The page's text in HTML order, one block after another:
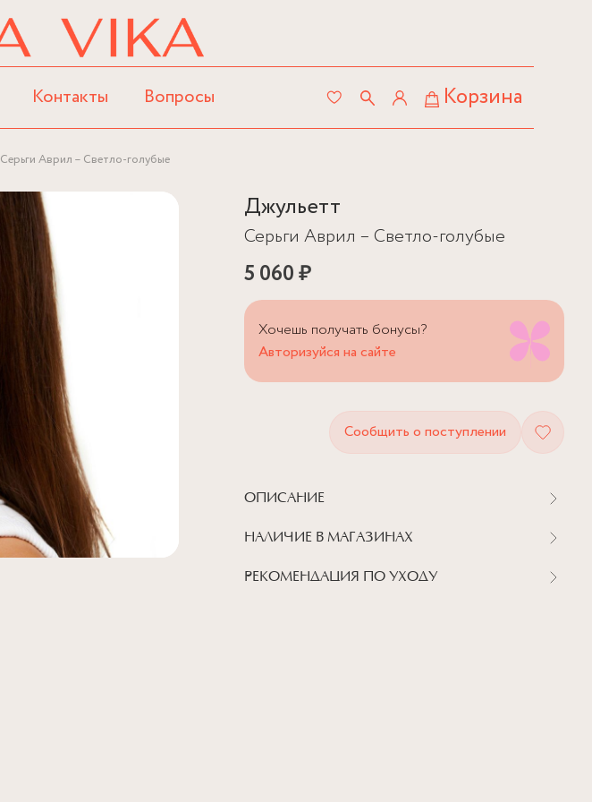
Контакты Вопросы Корзина
Серьги Аврил – Светло-голубые
Джульетт
Серьги Аврил – Светло-голубые
5 060 ₽
Хочешь получать бонусы?
Авторизуйся на сайте
Сообщить о поступлении
ОПИСАНИЕ
НАЛИЧИЕ В МАГАЗИНАХ
РЕКОМЕНДАЦИЯ ПО УХОДУ